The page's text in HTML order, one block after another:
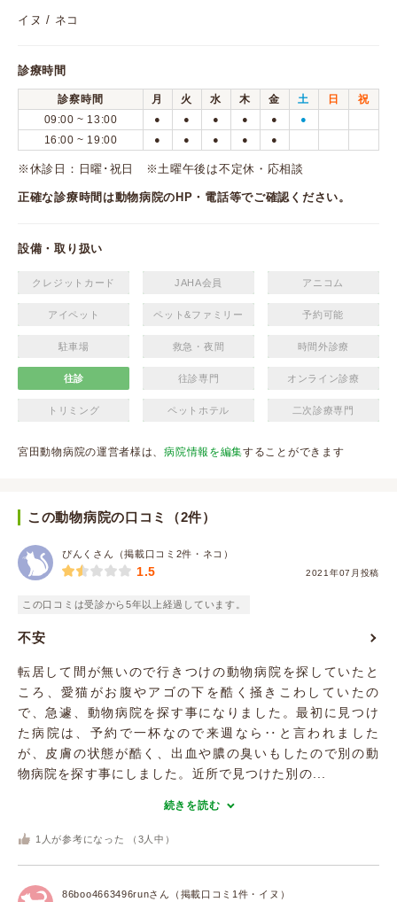
イヌ / ネコ
診療時間
診察時間 月 火 水 木 金 土 日
祝
09:00 ~ 13:00
● ● ● ● ● ●
16:00 ~ 19:00 ● ● ● ● ●
※休診日：日曜･祝日 ※土曜午後は不定休・応相談
正確な診療時間は動物病院のHP・電話等でご確認ください。
設備・取り扱い
クレジットカード JAHA会員 アニコム
アイペット ペット&ファミリー 予約可能
駐車場 救急・夜間 時間外診療
往診 往診専門 オンライン診療
トリミング ペットホテル 二次診療専門
宮田動物病院の運営者様は、病院情報を編集することができます
この動物病院の口コミ（2件）
ぴんくさん（掲載口コミ2件・ネコ）
2021年07月投稿
1.5
この口コミは受診から5年以上経過しています。
不安
転居して間が無いので行きつけの動物病院を探していたと
ころ、愛猫がお腹やアゴの下を酷く掻きこわしていたの
で、急遽、動物病院を探す事になりました。最初に見つけ
た病院は、予約で一杯なので来週なら‥と言われました
が、皮膚の状態が酷く、出血や膿の臭いもしたので別の動
物病院を探す事にしました。近所で見つけた別の...
続きを読む
1 人が参考になった （ 3 人中）
86boo4663496runさん（掲載口コミ1件・イヌ）